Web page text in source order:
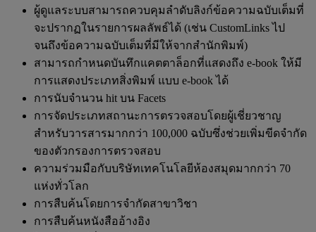
ผู้ดูแลระบบสามารถควบคุมลำดับลิงก์ข้อความฉบับเต็มที่
จะปรากฏในรายการผลลัพธ์ได้ (เช่น CustomLinks ไป
จนถึงข้อความฉบับเต็มที่มีให้จากสำนักพิมพ์)
สามารถกำหนดบันทึกแคตตาล็อกที่แสดงถึง e-book ให้มี
การแสดงประเภทสิ่งพิมพ์ แบบ e-book ได้
การนับจำนวน hit บน Facets
การจัดประเภทสถานะการตรวจสอบโดยผู้เชี่ยวชาญ
สำหรับวารสารมากกว่า 100,000 ฉบับซึ่งช่วยเพิ่มขีดจำกัด
ของตัวกรองการตรวจสอบ
ความร่วมมือกับบริษัทเทคโนโลยีห้องสมุดมากกว่า 70
แห่งทั่วโลก
การสืบค้นโดยการจำกัดสาขาวิชา
การสืบค้นหนังสืออ้างอิง